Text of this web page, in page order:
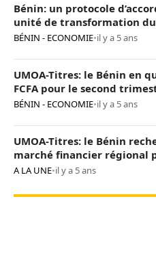
Bénin: un protocole
unité de transformation
légumes
BÉNIN - ECONOMIE•il y a 5 ans
UMOA-Titres: le Bénin en
FCFA pour le second
BÉNIN - ECONOMIE•il y a 5 ans
UMOA-Titres: le Bénin
marché financier régional
A LA UNE•il y a 5 ans